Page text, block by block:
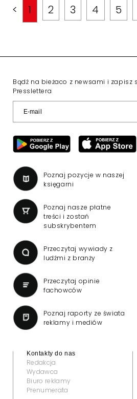
< 1 2 3 4 5
Bądź na bieżaco z newsami i zapisz
Presslettera
Poznaj pozycje w naszej
księgarni
Poznaj nasze płatne
treści i zostań
subskrybentem
Przeczytaj wywiady z
ludźmi z branży
Przeczytaj opinie
fachowców
Poznaj raporty ze świata
reklamy i mediów
Kontakty do nas
Redakcja
Wydawca
Biuro reklamy
Prenumerata